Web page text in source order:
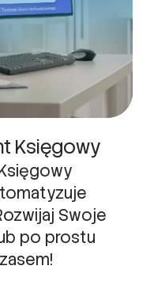
Księgowy
Swoje
po prostu